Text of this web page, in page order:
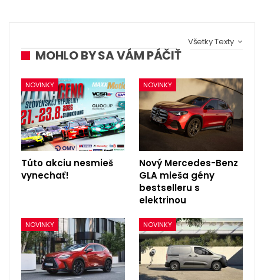
Všetky Texty
MOHLO BY SA VÁM PÁČIŤ
NOVINKY
Túto akciu nesmieš
vynechať!
NOVINKY
Nový Mercedes-Benz
GLA mieša gény
bestselleru s
elektrinou
NOVINKY NOVINKY